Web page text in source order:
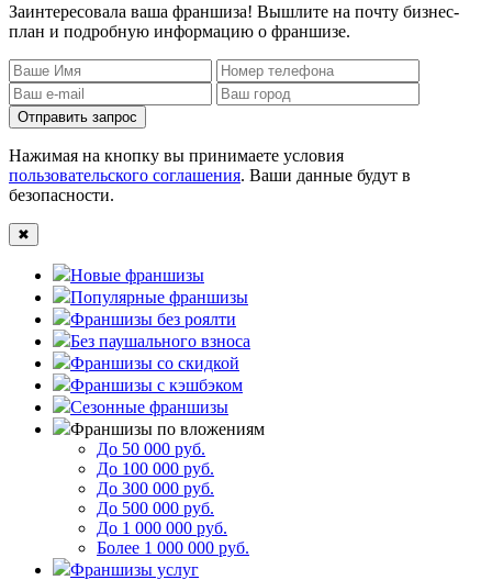
Заинтересовала ваша франшиза! Вышлите на почту бизнес-
план и подробную информацию о франшизе.
Отправить запрос
Нажимая на кнопку вы принимаете условия
пользовательского соглашения. Ваши данные будут в
безопасности.
✖
Новые франшизы
Популярные франшизы
Франшизы без роялти
Без паушального взноса
Франшизы со скидкой
Франшизы с кэшбэком
Сезонные франшизы
Франшизы по вложениям
До 50 000 руб.
До 100 000 руб.
До 300 000 руб.
До 500 000 руб.
До 1 000 000 руб.
Более 1 000 000 руб.
Франшизы услуг